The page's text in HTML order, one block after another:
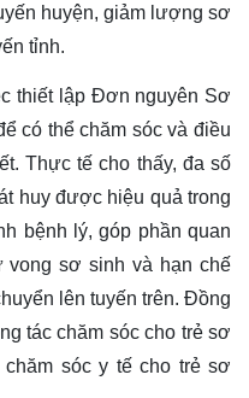
huyện, giảm lượng sơ
tỉnh.
thiết lập Đơn nguyên Sơ
có thể chăm sóc và điều
Thực tế cho thấy, đa số
huy được hiệu quả trong
bệnh lý, góp phần quan
vong sơ sinh và hạn chế
lên tuyến trên. Đồng
tác chăm sóc cho trẻ sơ
sóc y tế cho trẻ sơ